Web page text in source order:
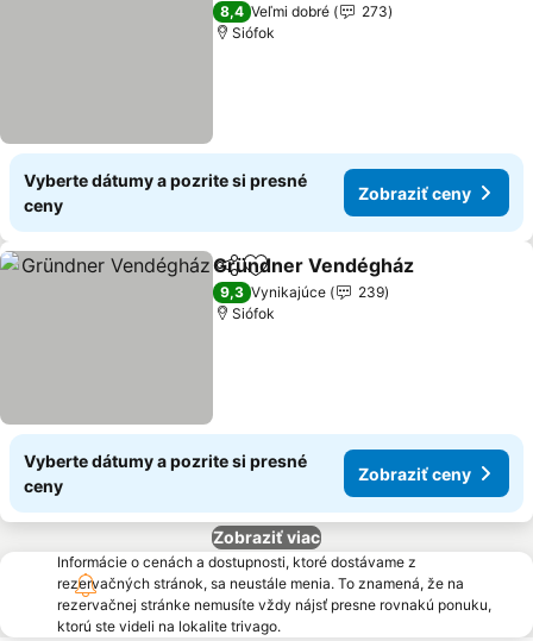
8,4 Veľmi dobré
273
Siófok
Vyberte dátumy a pozrite si presné
ceny
Zobraziť ceny
ZdieľaťPridať do obľúbených
Gründner Vendégház
9,3 Vynikajúce
239
Siófok
Vyberte dátumy a pozrite si presné
ceny
Zobraziť ceny
Zobraziť viac
Informácie o cenách a dostupnosti, ktoré dostávame z
rezervačných stránok, sa neustále menia. To znamená, že na
rezervačnej stránke nemusíte vždy nájsť presne rovnakú ponuku,
ktorú ste videli na lokalite trivago.